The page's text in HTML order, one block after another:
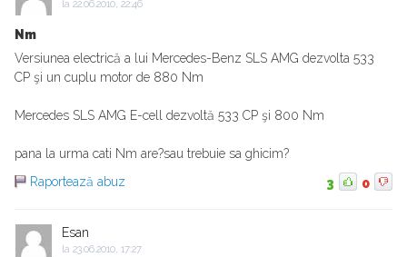
la 22.06.2010, 22:46
Nm
Versiunea electrică a lui Mercedes-Benz SLS AMG dezvolta 533
CP şi un cuplu motor de 880 Nm
Mercedes SLS AMG E-cell dezvoltă 533 CP şi 800 Nm
pana la urma cati Nm are?sau trebuie sa ghicim?
Raportează abuz
3 0
Esan
la 23.06.2010, 17:27